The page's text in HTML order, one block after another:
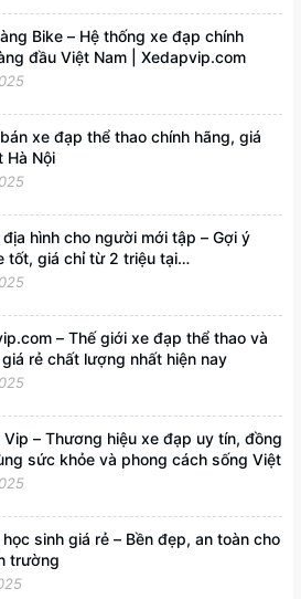
Bike – Hệ thống xe đạp chính
đầu Việt Nam | Xedapvip.com
xe đạp thể thao chính hãng, giá
Hà Nội
hình cho người mới tập – Gợi ý
tốt, giá chỉ từ 2 triệu tại
– Thế giới xe đạp thể thao và
rẻ chất lượng nhất hiện nay
– Thương hiệu xe đạp uy tín, đồng
sức khỏe và phong cách sống Việt
sinh giá rẻ – Bền đẹp, an toàn cho
trường